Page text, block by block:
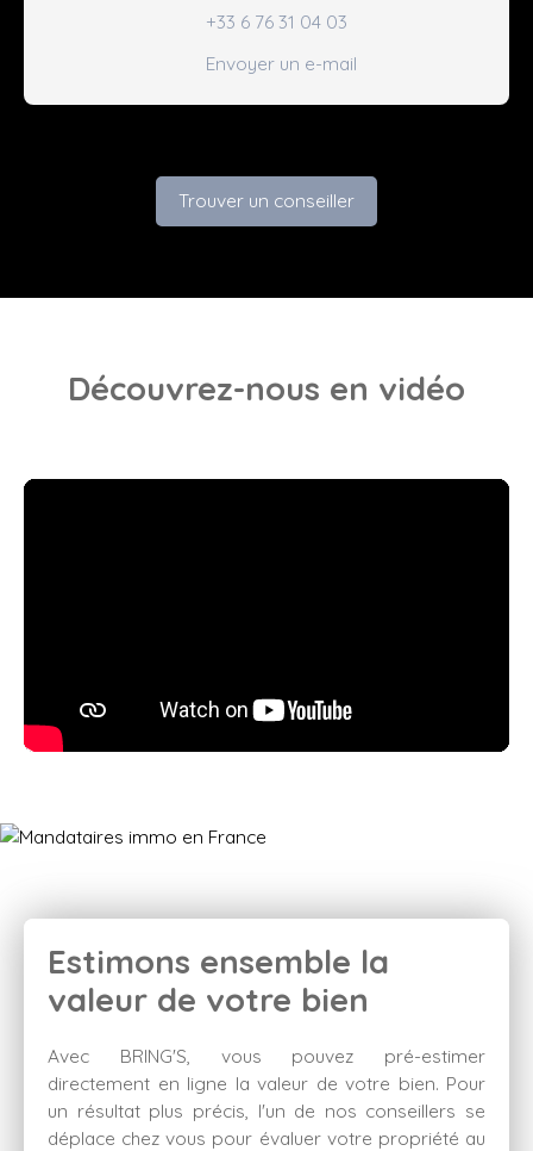
+33 6 76 31 04 03
Envoyer un e-mail
Trouver un conseiller
Découvrez-nous en vidéo
Estimons ensemble la
valeur de votre bien
Avec BRING'S, vous pouvez pré-estimer
directement en ligne la valeur de votre bien. Pour
un résultat plus précis, l'un de nos conseillers se
déplace chez vous pour évaluer votre propriété au